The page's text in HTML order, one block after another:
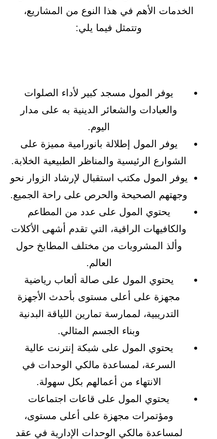
الخدمات الأهم في هذا النوع من المشاريع،
وتتمثل فيما يلي:
يوفر المول مسجد كبير لأداء الصلوات
والعبادات والشعائر الدينية به على مدار
اليوم.
يوفر المول إطلالة بانورامية مميزة على
الشوارع الرئيسية والمناظر الطبيعية الخلابة.
يوفر المول مكتب استقبال لإرشاد الزوار نحو
وجهتهم الصحيحة والحرص على راحة الجميع.
يحتوي المول على عدد من المطاعم
والكافيهات الراقية، التي تقدم أشهى الأكلات
وألذ المشروبات من مختلف المطابخ حول
العالم.
يحتوي المول على صالة ألعاب رياضية
مجهزة على أعلى مستوى بأحدث الأجهزة
التدريبية، لممارسة تمارين اللياقة البدنية
وبناء الجسم المثالي.
يحتوي المول على شبكة إنترنت عالية
السرعة، لمساعدة مالكي الوحدات في
الانتهاء من أعمالهم بكل سهولة.
يحتوي المول على قاعات اجتماعات
ومؤتمرات مجهزة على أعلى مستوى،
لمساعدة مالكي الوحدات الإدارية في عقد